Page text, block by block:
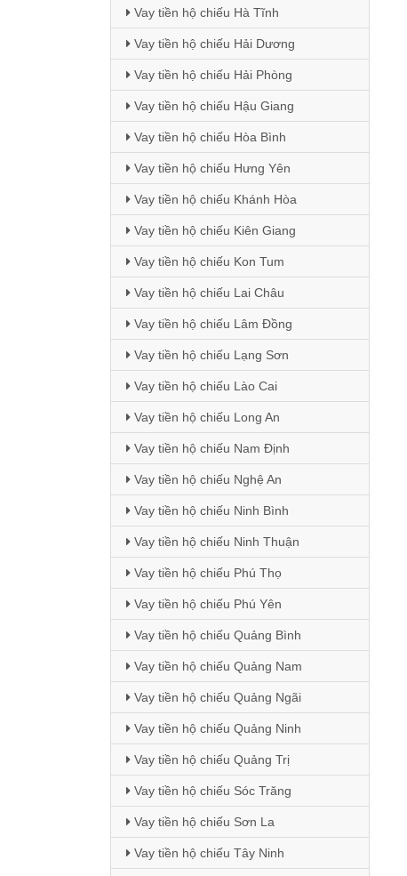
Vay tiền hộ chiếu Hà Tĩnh
Vay tiền hộ chiếu Hải Dương
Vay tiền hộ chiếu Hải Phòng
Vay tiền hộ chiếu Hậu Giang
Vay tiền hộ chiếu Hòa Bình
Vay tiền hộ chiếu Hưng Yên
Vay tiền hộ chiếu Khánh Hòa
Vay tiền hộ chiếu Kiên Giang
Vay tiền hộ chiếu Kon Tum
Vay tiền hộ chiếu Lai Châu
Vay tiền hộ chiếu Lâm Đồng
Vay tiền hộ chiếu Lạng Sơn
Vay tiền hộ chiếu Lào Cai
Vay tiền hộ chiếu Long An
Vay tiền hộ chiếu Nam Định
Vay tiền hộ chiếu Nghệ An
Vay tiền hộ chiếu Ninh Bình
Vay tiền hộ chiếu Ninh Thuận
Vay tiền hộ chiếu Phú Thọ
Vay tiền hộ chiếu Phú Yên
Vay tiền hộ chiếu Quảng Bình
Vay tiền hộ chiếu Quảng Nam
Vay tiền hộ chiếu Quảng Ngãi
Vay tiền hộ chiếu Quảng Ninh
Vay tiền hộ chiếu Quảng Trị
Vay tiền hộ chiếu Sóc Trăng
Vay tiền hộ chiếu Sơn La
Vay tiền hộ chiếu Tây Ninh